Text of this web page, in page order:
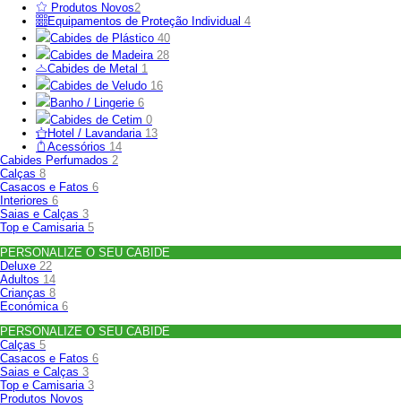
Produtos Novos2
Equipamentos de Proteção Individual 4
Cabides de Plástico 40
Cabides de Madeira 28
Cabides de Metal 1
Cabides de Veludo 16
Banho / Lingerie 6
Cabides de Cetim 0
Hotel / Lavandaria 13
Acessórios 14
Cabides Perfumados 2
Calças 8
Casacos e Fatos 6
Interiores 6
Saias e Calças 3
Top e Camisaria 5
PERSONALIZE O SEU CABIDE
Deluxe 22
Adultos 14
Crianças 8
Económica 6
PERSONALIZE O SEU CABIDE
Calças 5
Casacos e Fatos 6
Saias e Calças 3
Top e Camisaria 3
Produtos Novos